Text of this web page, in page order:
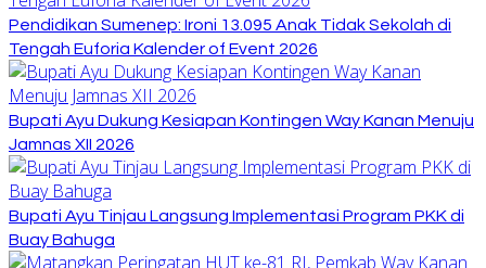
Pendidikan Sumenep: Ironi 13.095 Anak Tidak Sekolah di
Tengah Euforia Kalender of Event 2026
Bupati Ayu Dukung Kesiapan Kontingen Way Kanan Menuju
Jamnas XII 2026
Bupati Ayu Tinjau Langsung Implementasi Program PKK di
Buay Bahuga